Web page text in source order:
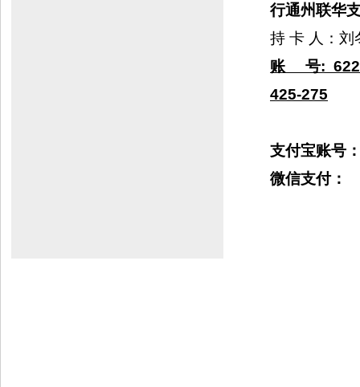
行通州联华
持 卡 人：刘
账
号:
425-275
支付宝账号
微信支付：